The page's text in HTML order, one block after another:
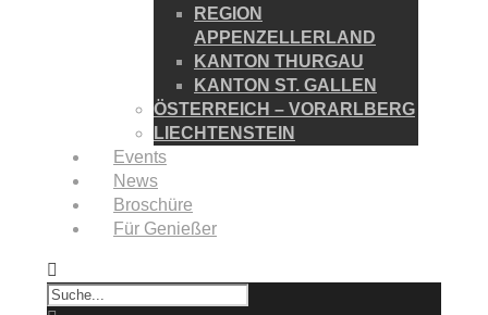
REGION
APPENZELLERLAND
KANTON THURGAU
KANTON ST. GALLEN
ÖSTERREICH – VORARLBERG
LIECHTENSTEIN
Events
News
Broschüre
Für Genießer